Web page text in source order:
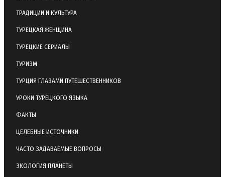
ТРАДИЦИИ И КУЛЬТУРА
ТУРЕЦКАЯ ЖЕНЩИНА
ТУРЕЦКИЕ СЕРИАЛЫ
ТУРИЗМ
ТУРЦИЯ ГЛАЗАМИ ПУТЕШЕСТВЕННИКОВ
УРОКИ ТУРЕЦКОГО ЯЗЫКА
ФАКТЫ
ЦЕЛЕБНЫЕ ИСТОЧНИКИ
ЧАСТО ЗАДАВАЕМЫЕ ВОПРОСЫ
ЭКОЛОГИЯ ПЛАНЕТЫ